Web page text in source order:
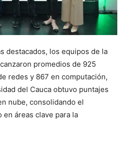
destacados, los equipos de la
promedios de 925
redes y 867 en computación,
del Cauca obtuvo puntajes
nube, consolidando el
áreas clave para la